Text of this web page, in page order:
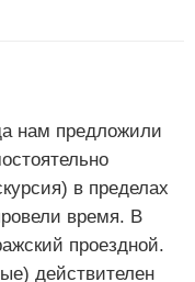
нам предложили
в пределах
время. В
проездной.
действителен